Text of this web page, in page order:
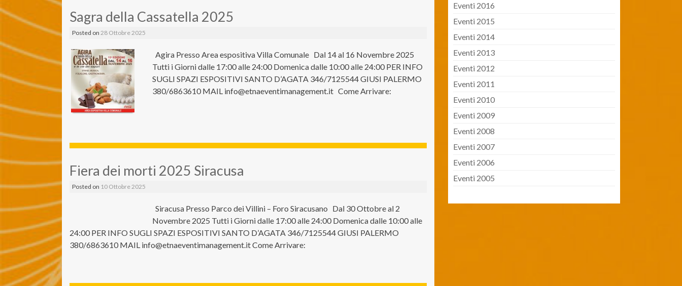
Sagra della Cassatella 2025
Posted on 28 Ottobre 2025
Agira Presso Area espositiva Villa Comunale Dal 14 al 16 Novembre 2025
Tutti i Giorni dalle 17:00 alle 24:00 Domenica dalle 10:00 alle 24:00 PER INFO
SUGLI SPAZI ESPOSITIVI SANTO D’AGATA 346/7125544 GIUSI PALERMO
380/6863610 MAIL info@etnaeventimanagement.it Come Arrivare:
Fiera dei morti 2025 Siracusa
Posted on 10 Ottobre 2025
Siracusa Presso Parco dei Villini – Foro Siracusano Dal 30 Ottobre al 2
Novembre 2025 Tutti i Giorni dalle 17:00 alle 24:00 Domenica dalle 10:00 alle
24:00 PER INFO SUGLI SPAZI ESPOSITIVI SANTO D’AGATA 346/7125544 GIUSI PALERMO
380/6863610 MAIL info@etnaeventimanagement.it Come Arrivare:
Eventi 2016
Eventi 2015
Eventi 2014
Eventi 2013
Eventi 2012
Eventi 2011
Eventi 2010
Eventi 2009
Eventi 2008
Eventi 2007
Eventi 2006
Eventi 2005